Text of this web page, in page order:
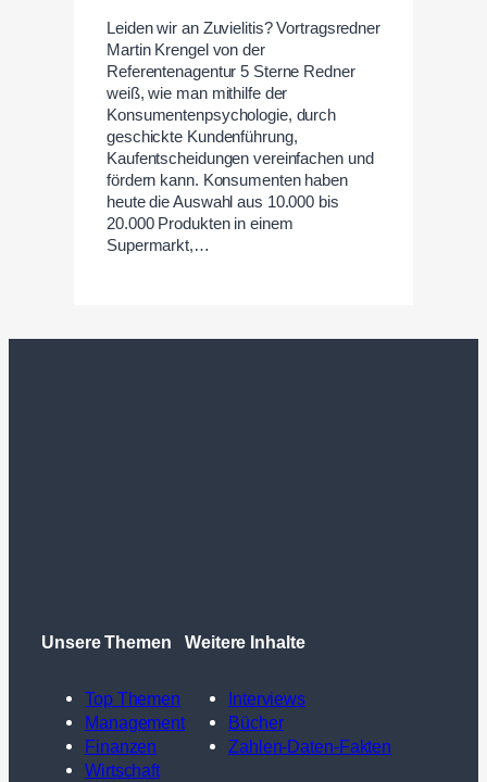
Leiden wir an Zuvielitis? Vortragsredner
Martin Krengel von der
Referentenagentur 5 Sterne Redner
weiß, wie man mithilfe der
Konsumentenpsychologie, durch
geschickte Kundenführung,
Kaufentscheidungen vereinfachen und
fördern kann. Konsumenten haben
heute die Auswahl aus 10.000 bis
20.000 Produkten in einem
Supermarkt,…
Unsere Themen
Top Themen
Management
Finanzen
Wirtschaft
Weitere Inhalte
Interviews
Bücher
Zahlen-Daten-Fakten